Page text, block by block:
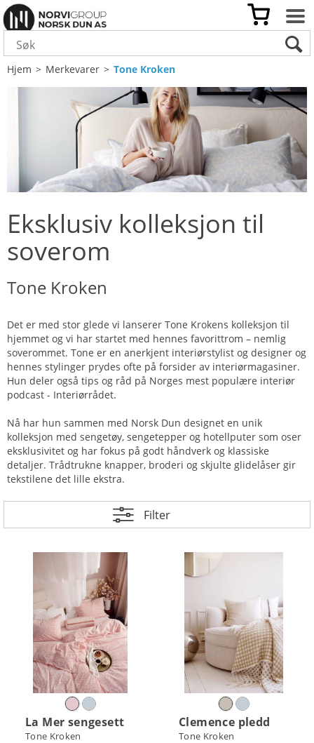
Hjem>Merkevarer>Tone Kroken
Eksklusiv kolleksjon til
soverom
Tone Kroken
Det er med stor glede vi lanserer Tone Krokens kolleksjon til
hjemmet og vi har startet med hennes favorittrom – nemlig
soverommet. Tone er en anerkjent interiørstylist og designer og
hennes stylinger prydes ofte på forsider av interiørmagasiner.
Hun deler også tips og råd på Norges mest populære interiør
podcast - Interiørrådet.
Nå har hun sammen med Norsk Dun designet en unik
kolleksjon med sengetøy, sengetepper og hotellputer som oser
eksklusivitet og har fokus på godt håndverk og klassiske
detaljer. Trådtrukne knapper, broderi og skjulte glidelåser gir
tekstilene det lille ekstra.
Filter
La Mer sengesett
Tone Kroken
Clemence pledd
Tone Kroken